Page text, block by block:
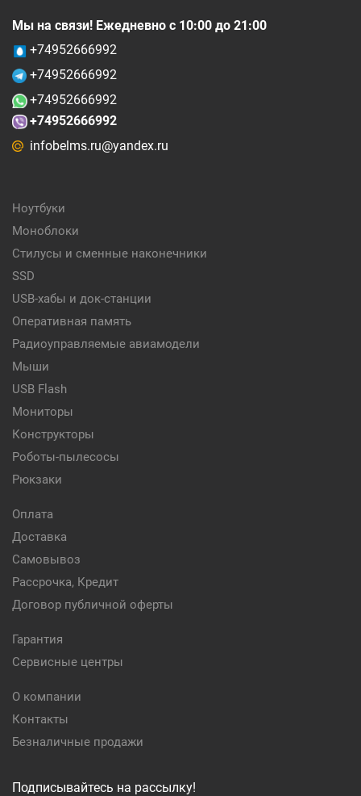
Мы на связи! Ежедневно с 10:00 до 21:00
+74952666992
+74952666992
+74952666992
+74952666992
infobelms.ru@yandex.ru
Ноутбуки
Моноблоки
Стилусы и сменные наконечники
SSD
USB-хабы и док-станции
Оперативная память
Радиоуправляемые авиамодели
Мыши
USB Flash
Мониторы
Конструкторы
Роботы-пылесосы
Рюкзаки
Оплата
Доставка
Самовывоз
Рассрочка, Кредит
Договор публичной оферты
Гарантия
Сервисные центры
О компании
Контакты
Безналичные продажи
Подписывайтесь на рассылку!